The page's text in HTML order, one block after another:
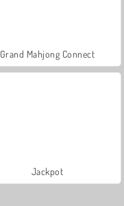
Grand Mahjong Connect
Jackpot